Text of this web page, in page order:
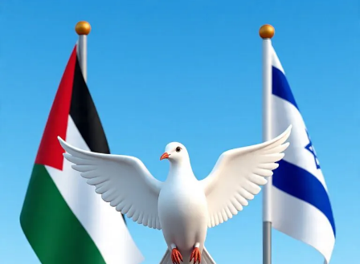
*Advogado, Engenheiro e Ex-Ministro de Estado
cadeia. Chegou ao cúmulo de romper unilateralmente um
acordo de cessar-fogo anterior ordenando bombardeios
em Gaza minutos antes de depor para o Judiciário
Israelense em um caso de corrupção. Foi dispensado do
interrogatório porque a “guerra” tinha recomeçado. Vai
fazer de tudo para que este cessar-fogo também não dê
certo.
Ele é um inimigo declarado da Paz. Ao assumir o poder,
em função do assassinato de Rabin, sepultou os Acordos
de Oslo articulados por Bill Clinton, causando inclusive
constrangimento. Não pense Trump que não pode tentar
fazer isto também com ele.